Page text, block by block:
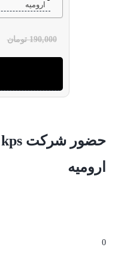
ارومیه
190,000 تومان
ارومیه
0